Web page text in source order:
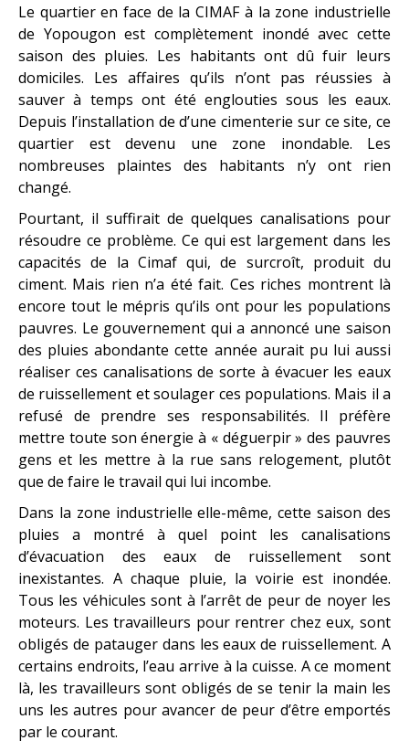
Le quartier en face de la CIMAF à la zone industrielle
de Yopougon est complètement inondé avec cette
saison des pluies. Les habitants ont dû fuir leurs
domiciles. Les affaires qu’ils n’ont pas réussies à
sauver à temps ont été englouties sous les eaux.
Depuis l’installation de d’une cimenterie sur ce site, ce
quartier est devenu une zone inondable. Les
nombreuses plaintes des habitants n’y ont rien
changé.
Pourtant, il suffirait de quelques canalisations pour
résoudre ce problème. Ce qui est largement dans les
capacités de la Cimaf qui, de surcroît, produit du
ciment. Mais rien n’a été fait. Ces riches montrent là
encore tout le mépris qu’ils ont pour les populations
pauvres. Le gouvernement qui a annoncé une saison
des pluies abondante cette année aurait pu lui aussi
réaliser ces canalisations de sorte à évacuer les eaux
de ruissellement et soulager ces populations. Mais il a
refusé de prendre ses responsabilités. Il préfère
mettre toute son énergie à « déguerpir » des pauvres
gens et les mettre à la rue sans relogement, plutôt
que de faire le travail qui lui incombe.
Dans la zone industrielle elle-même, cette saison des
pluies a montré à quel point les canalisations
d’évacuation des eaux de ruissellement sont
inexistantes. A chaque pluie, la voirie est inondée.
Tous les véhicules sont à l’arrêt de peur de noyer les
moteurs. Les travailleurs pour rentrer chez eux, sont
obligés de patauger dans les eaux de ruissellement. A
certains endroits, l’eau arrive à la cuisse. A ce moment
là, les travailleurs sont obligés de se tenir la main les
uns les autres pour avancer de peur d’être emportés
par le courant.